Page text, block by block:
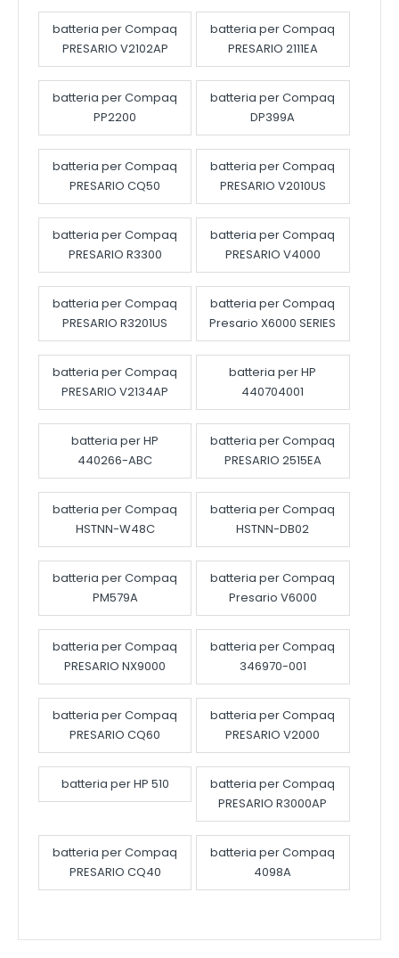
batteria per Compaq
PRESARIO V2102AP
batteria per Compaq
PRESARIO 2111EA
batteria per Compaq
PP2200
batteria per Compaq
DP399A
batteria per Compaq
PRESARIO CQ50
batteria per Compaq
PRESARIO V2010US
batteria per Compaq
PRESARIO R3300
batteria per Compaq
PRESARIO V4000
batteria per Compaq
PRESARIO R3201US
batteria per Compaq
Presario X6000 SERIES
batteria per Compaq
PRESARIO V2134AP
batteria per HP
440704001
batteria per HP
440266-ABC
batteria per Compaq
PRESARIO 2515EA
batteria per Compaq
HSTNN-W48C
batteria per Compaq
HSTNN-DB02
batteria per Compaq
PM579A
batteria per Compaq
Presario V6000
batteria per Compaq
PRESARIO NX9000
batteria per Compaq
346970-001
batteria per Compaq
PRESARIO CQ60
batteria per Compaq
PRESARIO V2000
batteria per HP 510
batteria per Compaq
PRESARIO R3000AP
batteria per Compaq
PRESARIO CQ40
batteria per Compaq
4098A